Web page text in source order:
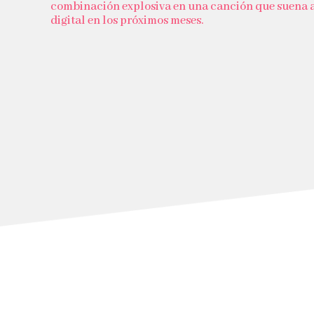
combinación explosiva en una canción que suena
digital en los próximos meses.